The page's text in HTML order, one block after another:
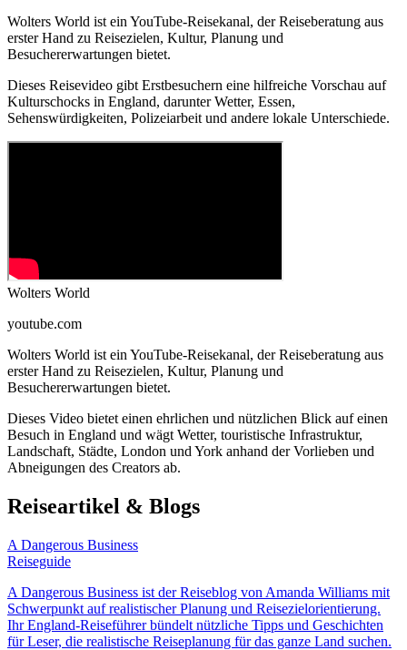
Wolters World ist ein YouTube-Reisekanal, der Reiseberatung aus
erster Hand zu Reisezielen, Kultur, Planung und
Besuchererwartungen bietet.
Dieses Reisevideo gibt Erstbesuchern eine hilfreiche Vorschau auf
Kulturschocks in England, darunter Wetter, Essen,
Sehenswürdigkeiten, Polizeiarbeit und andere lokale Unterschiede.
Wolters World
youtube.com
Wolters World ist ein YouTube-Reisekanal, der Reiseberatung aus
erster Hand zu Reisezielen, Kultur, Planung und
Besuchererwartungen bietet.
Dieses Video bietet einen ehrlichen und nützlichen Blick auf einen
Besuch in England und wägt Wetter, touristische Infrastruktur,
Landschaft, Städte, London und York anhand der Vorlieben und
Abneigungen des Creators ab.
Reiseartikel & Blogs
A Dangerous Business
Reiseguide
A Dangerous Business ist der Reiseblog von Amanda Williams mit
Schwerpunkt auf realistischer Planung und Reisezielorientierung.
Ihr England-Reiseführer bündelt nützliche Tipps und Geschichten
für Leser, die realistische Reiseplanung für das ganze Land suchen.